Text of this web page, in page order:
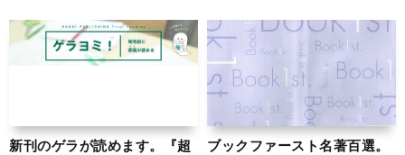
新刊のゲラが読めます。『超
ブックファースト名著百選。